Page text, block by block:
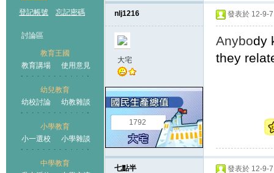
登記帳號 忘記密碼
討論區
教育王國
教育講場
使用意見
幼兒教育
幼校討論
幼教雜談
小學教育
小一選校
小學雜談
中學教育
王國
nlj1216
大宅
1792
發表於 12-9-
Anybody
they
七點半 發表於 12-9-